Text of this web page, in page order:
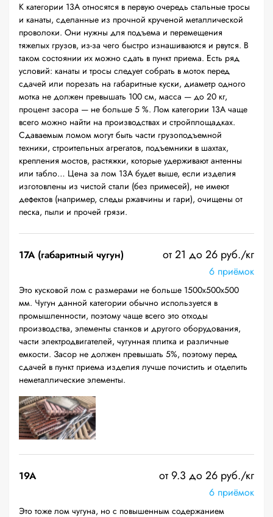
К категории 13А относятся в первую очередь стальные тросы
и канаты, сделанные из прочной крученой металлической
проволоки. Они нужны для подъема и перемещения
тяжелых грузов, из-за чего быстро изнашиваются и рвутся. В
таком состоянии их можно сдать в пункт приема. Есть ряд
условий: канаты и тросы следует собрать в моток перед
сдачей или порезать на габаритные куски, диаметр одного
мотка не должен превышать 100 см, масса — до 20 кг,
процент засора — не больше 5 %. Лом категории 13А чаще
всего можно найти на производствах и стройплощадках.
Сдаваемым ломом могут быть части грузоподъемной
техники, строительных агрегатов, подъемники в шахтах,
крепления мостов, растяжки, которые удерживают антенны
или табло… Цена за лом 13А будет выше, если изделия
изготовлены из чистой стали (без примесей), не имеют
дефектов (например, следы ржавчины и гари), очищены от
песка, пыли и прочей грязи.
17А (габаритный чугун) от 21 до 26 руб./кг
6 приёмок
Это кусковой лом с размерами не больше 1500х500х500
мм. Чугун данной категории обычно используется в
промышленности, поэтому чаще всего это отходы
производства, элементы станков и другого оборудования,
части электродвигателей, чугунная плитка и различные
емкости. Засор не должен превышать 5%, поэтому перед
сдачей в пункт приема изделия лучше почистить и отделить
неметаллические элементы.
19A от 9.3 до 26 руб./кг
6 приёмок
Это тоже лом чугуна, но с повышенным содержанием